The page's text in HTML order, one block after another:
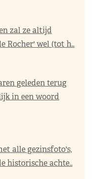
zal ze altijd
Rocher' wel (tot h..
geleden terug
in een woord
alle gezinsfoto's,
historische achte..